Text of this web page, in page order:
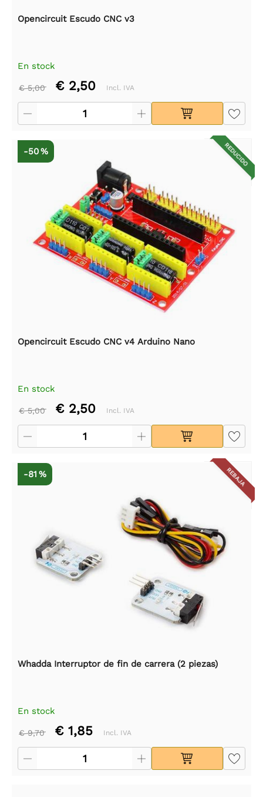
Opencircuit Escudo CNC v3
En stock
€ 5,00 € 2,50 Incl. IVA
REDUCIDO
-50 %
Opencircuit Escudo CNC v4 Arduino Nano
En stock
€ 5,00 € 2,50 Incl. IVA
REBAJA
-81 %
Whadda Interruptor de fin de carrera (2 piezas)
En stock
€ 9,70 € 1,85 Incl. IVA